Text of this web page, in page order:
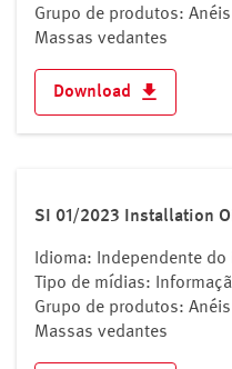
Grupo de produtos:
Massas vedantes
Download
SI 01/2023 Installation
Idioma: Independente
Tipo de mídias:
Grupo de produtos:
Massas vedantes